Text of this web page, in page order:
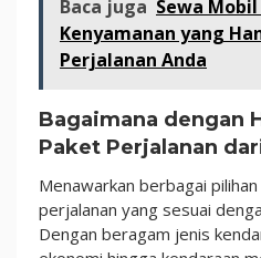
Baca juga Sewa
Kenyamanan yang
Perjalanan Anda
Bagaimana dengan
Paket Perjalanan
Menawarkan berbagai
perjalanan yang sesuai
Dengan beragam jenis